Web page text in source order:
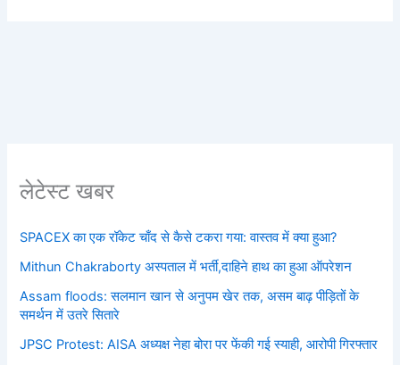
लेटेस्ट खबर
SPACEX का एक रॉकेट चाँद से कैसे टकरा गया: वास्तव में क्या हुआ?
Mithun Chakraborty अस्पताल में भर्ती,दाहिने हाथ का हुआ ऑपरेशन
Assam floods: सलमान खान से अनुपम खेर तक, असम बाढ़ पीड़ितों के
समर्थन में उतरे सितारे
JPSC Protest: AISA अध्यक्ष नेहा बोरा पर फेंकी गई स्याही, आरोपी गिरफ्तार